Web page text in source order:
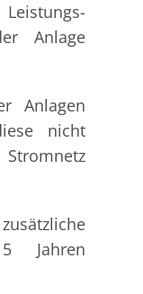
Anlage
Anlagen
nicht
Jahren